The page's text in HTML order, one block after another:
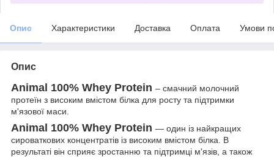
Опис Характеристики Доставка Оплата Умови
Опис
Animal 100% Whey Protein – смачний молочний
протеїн з високим вмістом білка для росту та підтримки
м'язової маси.
Animal 100% Whey Protein — один із найкращих
сироваткових концентратів із високим вмістом білка. В
результаті він сприяє зростанню та підтримці м'язів, а також